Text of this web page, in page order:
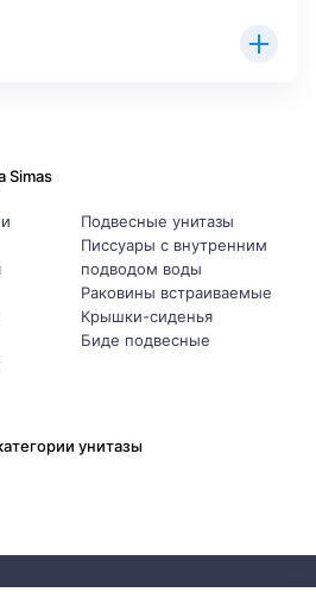
Simas
Подвесные унитазы
Писсуары с внутренним
подводом воды
Раковины встраиваемые
Крышки-сиденья
Биде подвесные
унитазы